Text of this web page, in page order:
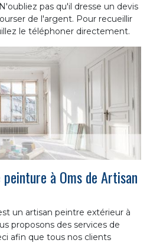
pas qu'il dresse un devis
de l'argent. Pour recueillir
le téléphoner directement.
à Oms de Artisan
un artisan peintre extérieur à
proposons des services de
afin que tous nos clients